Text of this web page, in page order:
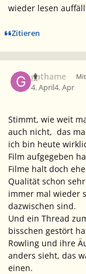
wieder lesen
Zitieren
gathame
4. April4. Apr
Stimmt, wie weit
auch nicht, das
ich bin heute
Film aufgegeben
Filme halt doch
Qualität schon
immer mal wieder
dazwischen sind.
Und ein Thread
bisschen gestört
Rowling und ihre
anders sieht, das
einen.